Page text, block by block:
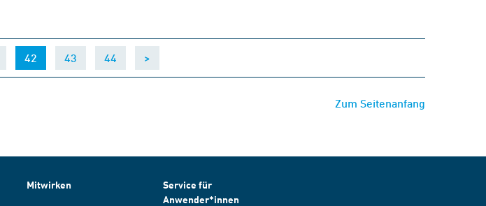
42(current)
43 44 >
Zum Seitenanfang
Mitwirken
Service für
Anwender*innen